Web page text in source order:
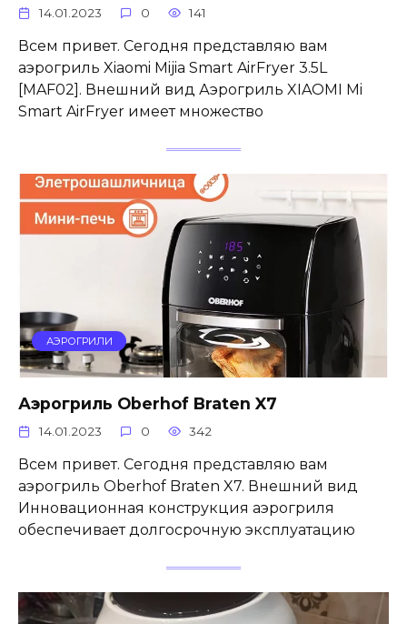
14.01.2023 0 141
Всем привет. Сегодня представляю вам
аэрогриль Xiaomi Mijia Smart AirFryer 3.5L
[MAF02]. Внешний вид Аэрогриль XIAOMI Mi
Smart AirFryer имеет множество
АЭРОГРИЛИ
Аэрогриль Oberhof Braten X7
14.01.2023 0 342
Всем привет. Сегодня представляю вам
аэрогриль Oberhof Braten X7. Внешний вид
Инновационная конструкция аэрогриля
обеспечивает долгосрочную эксплуатацию